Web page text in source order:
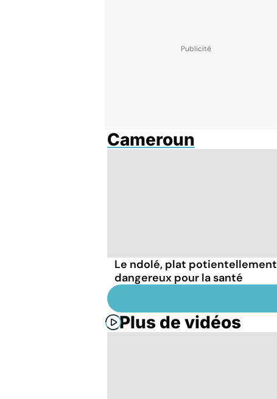
Cameroun
Le ndolé, plat potientellement
dangereux pour la santé
Plus de vidéos